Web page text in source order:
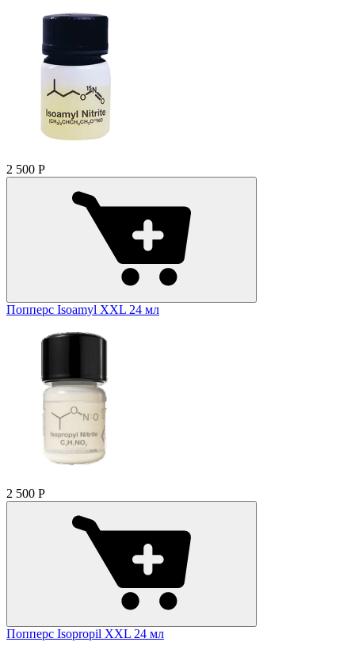
2 500 Р
Попперс Isoamyl XXL 24 мл
2 500 Р
Попперс Isopropil XXL 24 мл